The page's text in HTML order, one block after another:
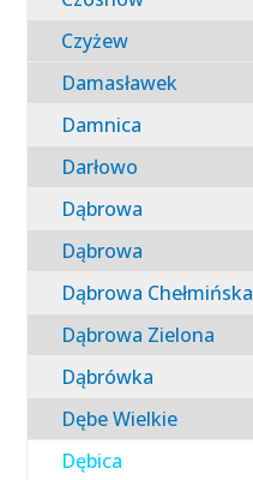
Czyżew
Damasławek
Damnica
Darłowo
Dąbrowa
Dąbrowa
Dąbrowa Chełmińska
Dąbrowa Zielona
Dąbrówka
Dębe Wielkie
Dębica